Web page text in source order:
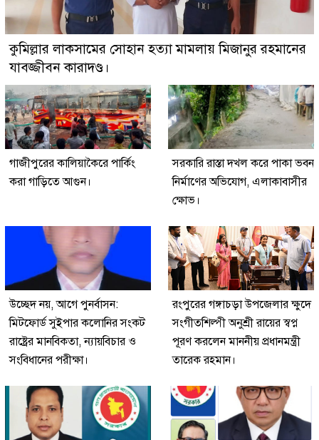
কুমিল্লার লাকসামের সোহান হত্যা মামলায় মিজানুর রহমানের
যাবজ্জীবন কারাদণ্ড।
গাজীপুরের কালিয়াকৈরে পার্কিং
করা গাড়িতে আগুন।
সরকারি রাস্তা দখল করে পাকা ভবন
নির্মাণের অভিযোগ, এলাকাবাসীর
ক্ষোভ।
উচ্ছেদ নয়, আগে পুনর্বাসন:
মিটফোর্ড সুইপার কলোনির সংকট
রাষ্ট্রের মানবিকতা, ন্যায়বিচার ও
সংবিধানের পরীক্ষা।
রংপুরের গঙ্গাচড়া উপজেলার ক্ষুদে
সংগীতশিল্পী অনুশ্রী রায়ের স্বপ্ন
পূরণ করলেন মাননীয় প্রধানমন্ত্রী
তারেক রহমান।